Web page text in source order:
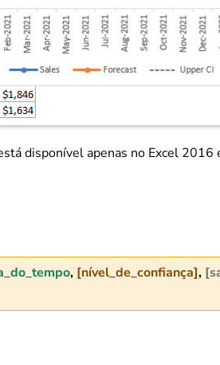
disponível apenas no Excel
, [nível_de_confiança],